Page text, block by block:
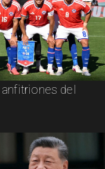
del